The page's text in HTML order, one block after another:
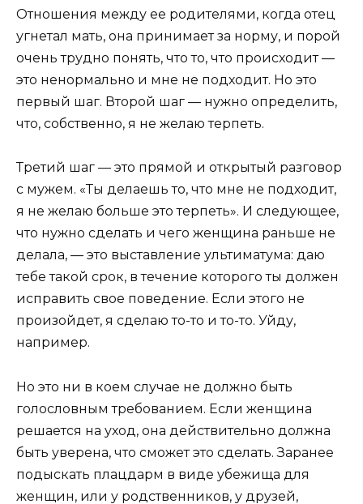
Отношения между ее родителями, когда отец
угнетал мать, она принимает за норму, и порой
очень трудно понять, что то, что происходит —
это ненормально и мне не подходит. Но это
первый шаг. Второй шаг — нужно определить,
что, собственно, я не желаю терпеть.
Третий шаг — это прямой и открытый разговор
с мужем. «Ты делаешь то, что мне не подходит,
я не желаю больше это терпеть». И следующее,
что нужно сделать и чего женщина раньше не
делала, — это выставление ультиматума: даю
тебе такой срок, в течение которого ты должен
исправить свое поведение. Если этого не
произойдет, я сделаю то-то и то-то. Уйду,
например.
Но это ни в коем случае не должно быть
голословным требованием. Если женщина
решается на уход, она действительно должна
быть уверена, что сможет это сделать. Заранее
подыскать плацдарм в виде убежища для
женщин, или у родственников, у друзей,